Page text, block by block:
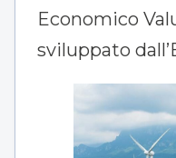
Economico
sviluppato